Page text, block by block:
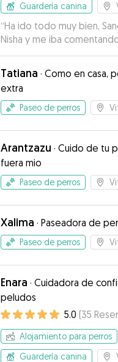
Guardería canina
“Ha ido todo muy bien,
Nisha y me iba
un bendito, se llevará bien
Recomendable.
Tatiana · Como en casa,
extra
Paseo de perros
Arantzazu · Cuido de tu
fuera mio
Paseo de perros
Xalima · Paseadora de
Paseo de perros
Enara · Cuidadora de
peludos
5.0 (35
Alojamiento para perros
Guardería canina